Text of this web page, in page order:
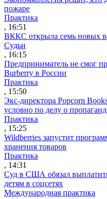
пожаре
Практика
, 16:51
ВККС открыла семь новых
Судьи
, 16:15
Предприниматель не смог
Burberry в России
Практика
, 15:50
Экс-директора Popcorn
условно по делу о
Практика
, 15:25
Wildberries запустит
хранения товаров
Практика
, 14:31
Суд в США обязал
детям в соцсетях
Международная практика